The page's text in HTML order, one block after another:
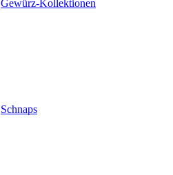
Gewürz-Kollektionen
Schnaps